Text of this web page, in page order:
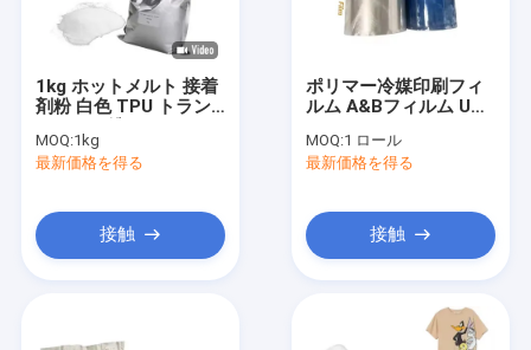
1kg ホットメルト 接着
剤粉 白色 TPU トラン
MOQ:1kg
最新価格を得る
接触
ポリマー冷媒印刷フィ
ルム A&Bフィルム UV
ィルムロール 30cm
MOQ:1 ロール
最新価格を得る
接触